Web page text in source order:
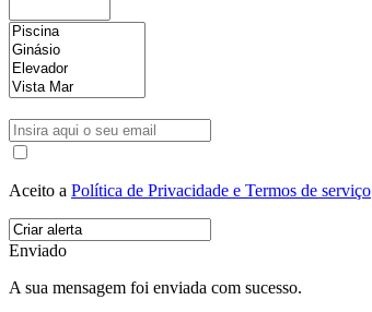
Aceito a Política de Privacidade e Termos de serviço
Enviado
A sua mensagem foi enviada com sucesso.